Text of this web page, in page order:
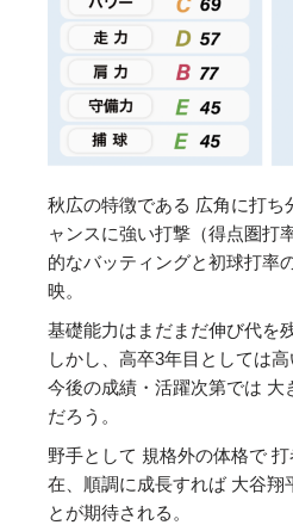
秋広の特徴である 広角に打ち
ャンスに強い打撃（得点圏打
的なバッティングと初球打率
映。
基礎能力はまだまだ伸び代を
しかし、高卒3年目としては高
今後の成績・活躍次第では 大
だろう。
野手として 規格外の体格で
在、順調に成長すれば 大谷翔
とが期待される。